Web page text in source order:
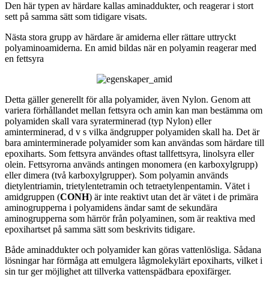
Den här typen av härdare kallas aminaddukter, och reagerar i stort
sett på samma sätt som tidigare visats.
Nästa stora grupp av härdare är amiderna eller rättare uttryckt
polyaminoamiderna. En amid bildas när en polyamin reagerar med
en fettsyra
Detta gäller generellt för alla polyamider, även Nylon. Genom att
variera förhållandet mellan fettsyra och amin kan man bestämma om
polyamiden skall vara syraterminerad (typ Nylon) eller
aminterminerad, d v s vilka ändgrupper polyamiden skall ha. Det är
bara aminterminerade polyamider som kan användas som härdare till
epoxiharts. Som fettsyra användes oftast tallfettsyra, linolsyra eller
olein. Fettsyrorna används antingen monomera (en karboxylgrupp)
eller dimera (två karboxylgrupper). Som polyamin används
dietylentriamin, trietylentetramin och tetraetylenpentamin. Vätet i
amidgruppen (CONH) är inte reaktivt utan det är vätet i de primära
aminogrupperna i polyamidens ändar samt de sekundära
aminogrupperna som härrör från polyaminen, som är reaktiva med
epoxihartset på samma sätt som beskrivits tidigare.
Både aminaddukter och polyamider kan göras vattenlösliga. Sådana
lösningar har förmåga att emulgera lågmolekylärt epoxiharts, vilket i
sin tur ger möjlighet att tillverka vattenspädbara epoxifärger.